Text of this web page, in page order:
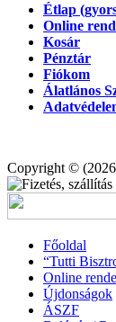
Étlap
Online
Kosár
Pénztár
Fiókom
Álatlános
Copyright ©
Főoldal
“Tutti
Online
Újdonságok
ÁSZF